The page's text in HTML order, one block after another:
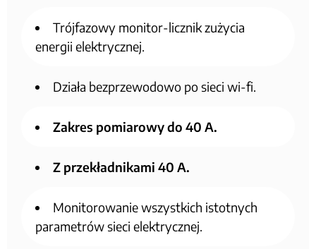
Trójfazowy monitor-licznik zużycia
energii elektrycznej.
Działa bezprzewodowo po sieci wi-fi.
Zakres pomiarowy do 40 A.
Z przekładnikami 40 A.
Monitorowanie wszystkich istotnych
parametrów sieci elektrycznej.